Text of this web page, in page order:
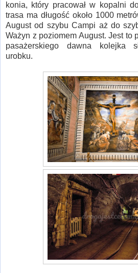
konia, który pracował w kopalni
trasa ma długość około 1000
August od szybu Campi aż do
Ważyn z poziomem August. Jest to
pasażerskiego dawna kolejka
urobku.